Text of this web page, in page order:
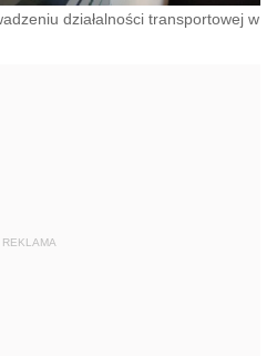
działalności transportowej w